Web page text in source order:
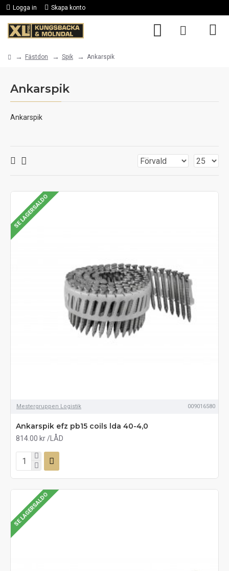
Logga in Skapa konto
Fästdon Spik Ankarspik
Ankarspik
Ankarspik
SE LAGERSALDO
Mestergruppen Logistik 009016580
Ankarspik efz pb15 coils lda 40-4,0
814.00 kr /LÅD
SE LAGERSALDO